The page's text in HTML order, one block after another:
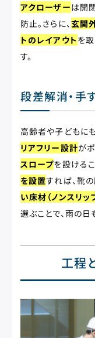
アクローザーは開
防止。さらに、玄関
トのレイアウト を
す。
段差解消・手
高齢者や子どもに
リアフリー設計が
スロープを設ける
を設置すれば、靴
い床材（ノンスリ
選ぶことで、雨の日
工程